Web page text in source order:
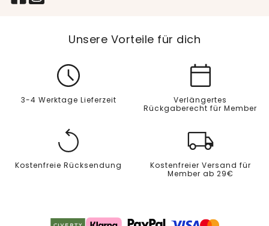
Unsere Vorteile für dich
3-4 Werktage Lieferzeit
Verlängertes
Rückgaberecht für Member
Kostenfreie Rücksendung
Kostenfreier Versand für
Member ab 29€